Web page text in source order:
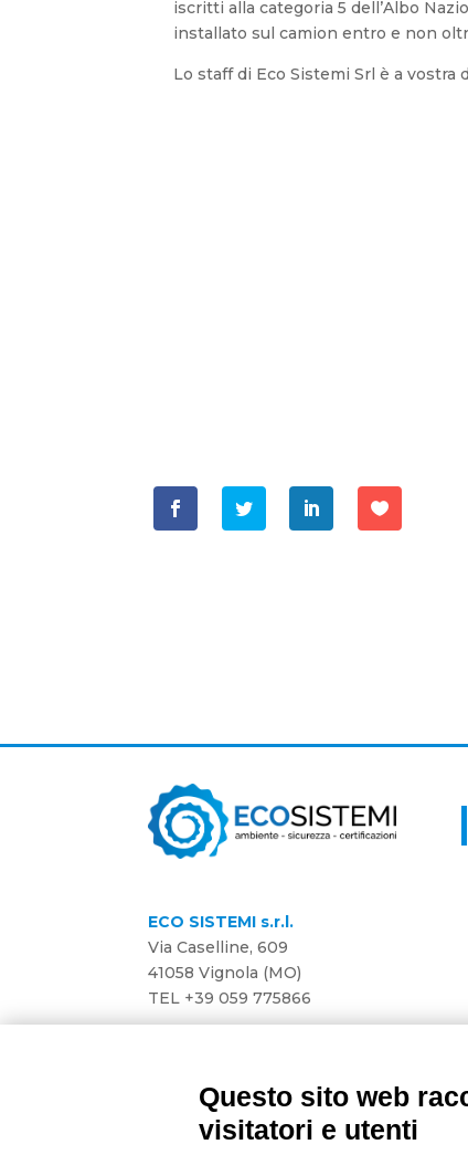
iscritti alla categoria 5 dell’Albo
installato sul camion entro e non
Lo staff di Eco Sistemi Srl è a
ECO SISTEMI s.r.l.
Via Caselline, 609
41058 Vignola (MO)
TEL +39 059 775866
Developed byGruppo Alchimie| P.IVA
Questo sito web
visitatori e utenti